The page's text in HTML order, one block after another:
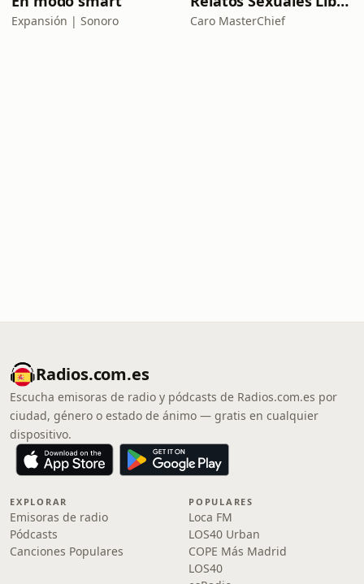
Expansión | Sonoro Caro MasterChief
Radios.com.es
Escucha emisoras de radio y pódcasts de Radios.com.es por
ciudad, género o estado de ánimo — gratis en cualquier
dispositivo.
EXPLORAR
Emisoras de radio
Pódcasts
Canciones Populares
POPULARES
Loca FM
LOS40 Urban
COPE Más Madrid
LOS40